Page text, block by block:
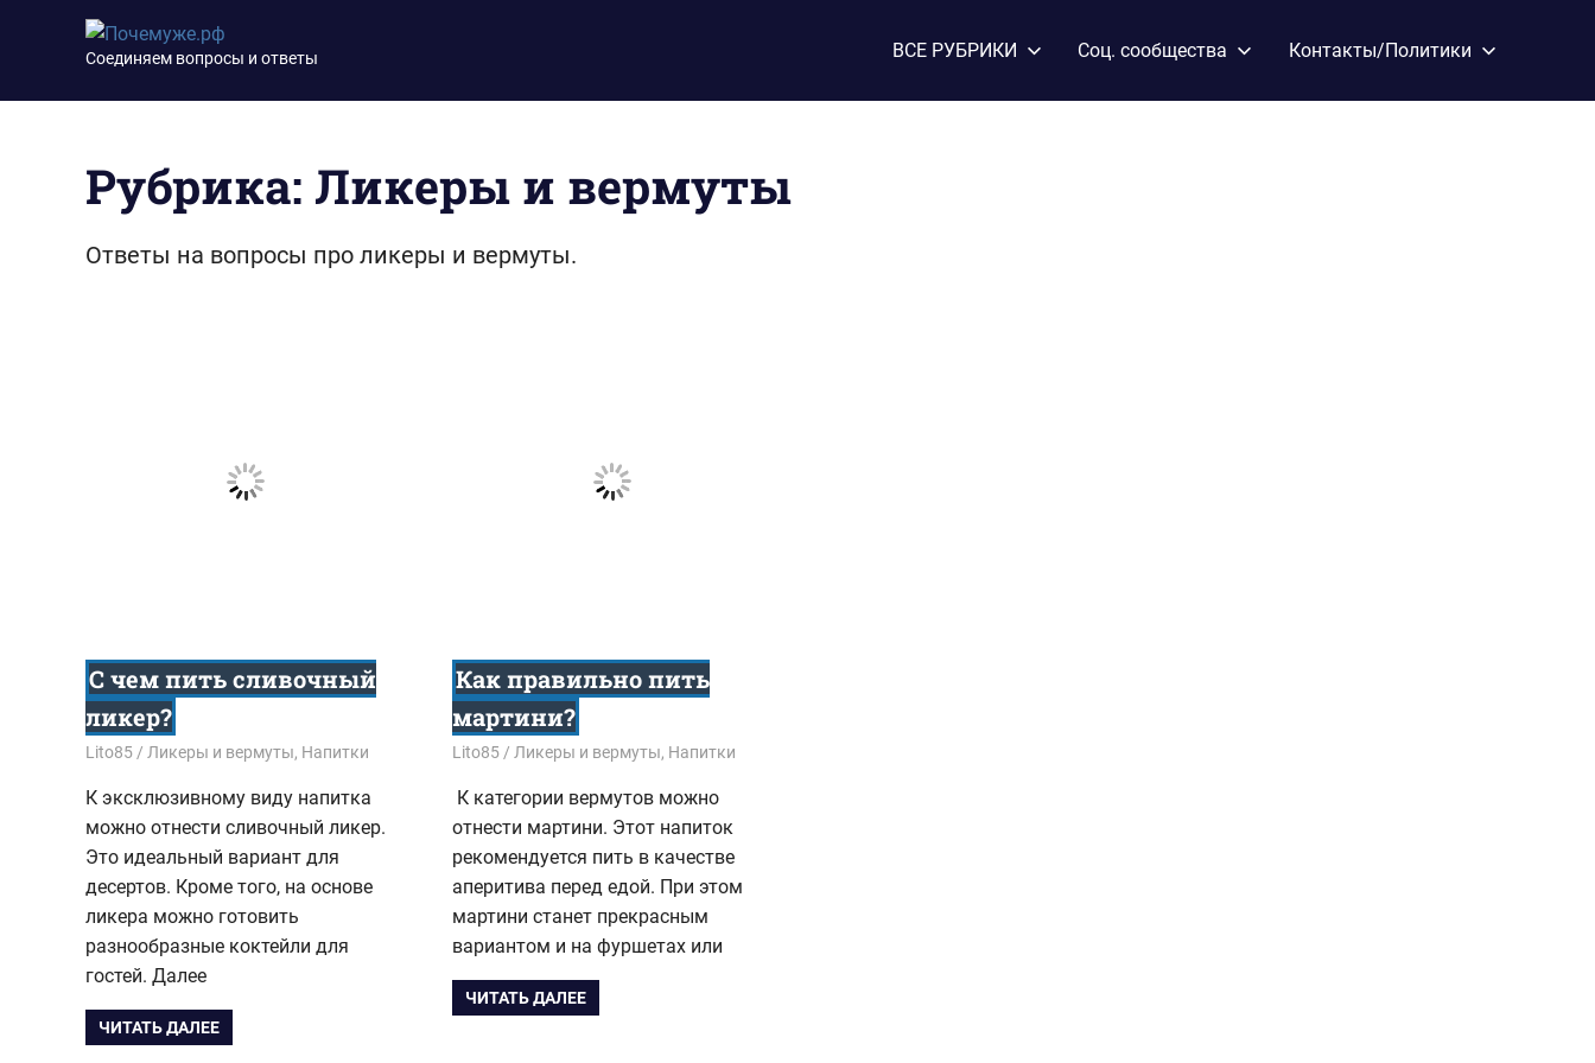
содержимому
Почемуже.рф
Соединяем вопросы и ответы ВСЕ РУБРИКИ Соц. сообщества Контакты/Политики
Рубрика: Ликеры и вермуты
Ответы на вопросы про ликеры и вермуты.
С чем пить сливочный
ликер?
22.08.2017
Lito85 Ликеры и вермуты, Напитки
К эксклюзивному виду напитка
можно отнести сливочный ликер.
Это идеальный вариант для
десертов. Кроме того, на основе
ликера можно готовить
разнообразные коктейли для
гостей. Далее
ЧИТАТЬ ДАЛЕЕ
Как правильно пить
мартини?
21.07.2017
Lito85 Ликеры и вермуты, Напитки
К категории вермутов можно
отнести мартини. Этот напиток
рекомендуется пить в качестве
аперитива перед едой. При этом
мартини станет прекрасным
вариантом и на фуршетах или
ЧИТАТЬ ДАЛЕЕ